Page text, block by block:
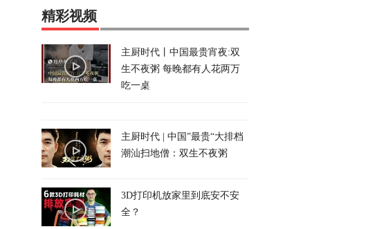
精彩视频
主厨时代丨中国最贵宵夜:双
生不夜粥 每晚都有人花两万
吃一桌
主厨时代 | 中国”最贵“大排档
潮汕扫地僧：双生不夜粥
3D打印机放家里到底安不安
全？